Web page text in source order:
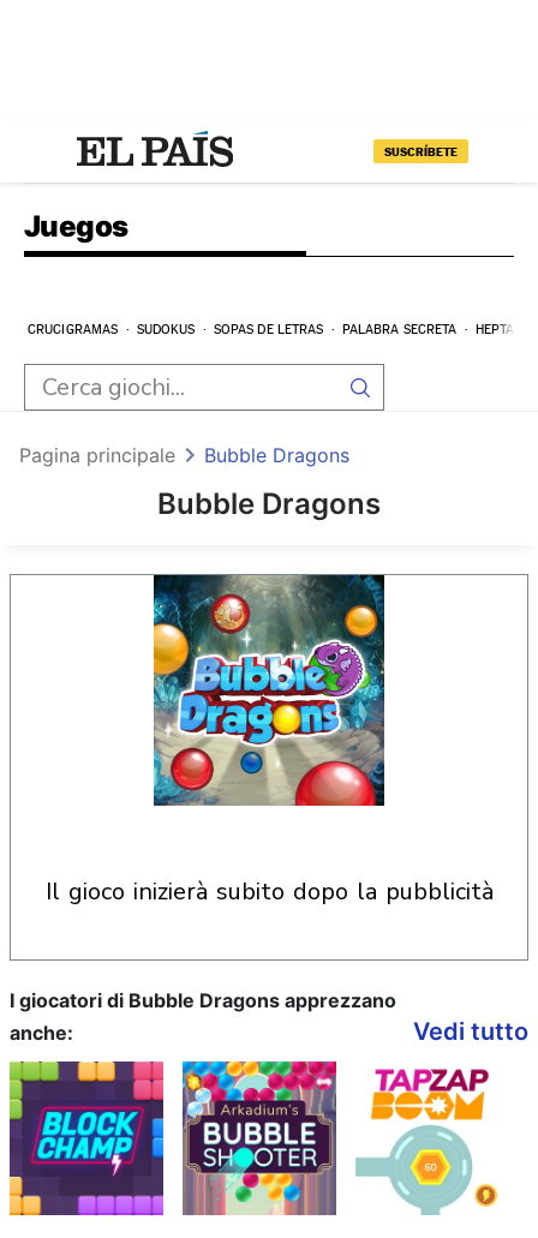
SUSCRÍBETE
Juegos
CRUCIGRAMAS SUDOKUS SOPAS DE LETRAS PALABRA SECRETA
Bubble Dragons
Pagina principale Bubble Dragons
il gioco inizierà subito dopo la pubblicità
I giocatori di Bubble Dragons apprezzano
anche:
Vedi tutto